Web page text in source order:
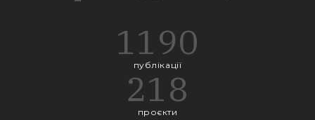
1190
публікації
218
проєкти